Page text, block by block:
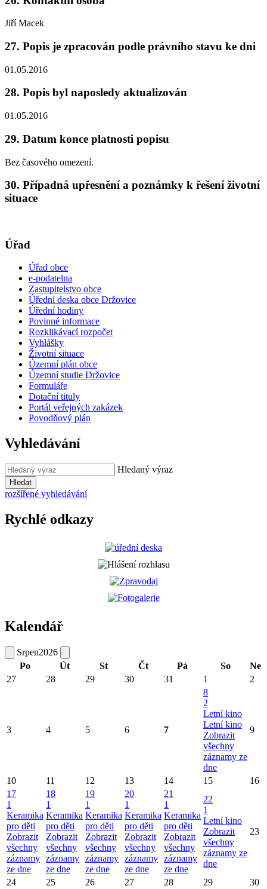
Jiří Macek
27. Popis je zpracován podle právního stavu ke dni
01.05.2016
28. Popis byl naposledy aktualizován
01.05.2016
29. Datum konce platnosti popisu
Bez časového omezení.
30. Případná upřesnění a poznámky k řešení životní
situace
Úřad
Úřad obce
e-podatelna
Zastupitelstvo obce
Úřední deska obce Držovice
Úřední hodiny
Povinné informace
Rozklikávací rozpočet
Vyhlášky
Životní situace
Územní plán obce
Územní studie Držovice
Formuláře
Dotační tituly
Portál veřejných zakázek
Povodňový plán
Vyhledávání
Hledaný výraz
Hledat
rozšířené vyhledávání
Rychlé odkazy
Kalendář
Srpen2026
Po
Út St Čt Pá So
Ne
27
28 29 30 31 1 2
3 4 5 6 7
8
2
Letní kino
Letní kino
Zobrazit
všechny
záznamy ze
dne
9
10 11 12 13 14 15
16
17
1
Keramika
pro děti
Zobrazit
všechny
záznamy
ze dne
18
1
Keramika
pro děti
Zobrazit
všechny
záznamy
ze dne
19
1
Keramika
pro děti
Zobrazit
všechny
záznamy
ze dne
20
1
Keramika
pro děti
Zobrazit
všechny
záznamy
ze dne
21
1
Keramika
pro děti
Zobrazit
všechny
záznamy
ze dne
22
1
Letní kino
Zobrazit
všechny
záznamy ze
dne
23
24 25 26 27 28 29 30